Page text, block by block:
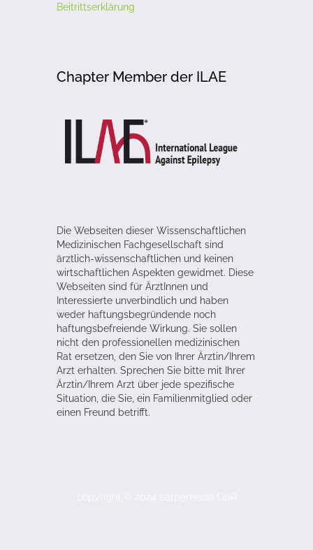
Beitrittserklärung
Chapter Member der ILAE
Die Webseiten dieser Wissenschaftlichen
Medizinischen Fachgesellschaft sind
ärztlich-wissenschaftlichen und keinen
wirtschaftlichen Aspekten gewidmet. Diese
Webseiten sind für ÄrztInnen und
Interessierte unverbindlich und haben
weder haftungsbegründende noch
haftungsbefreiende Wirkung. Sie sollen
nicht den professionellen medizinischen
Rat ersetzen, den Sie von Ihrer Ärztin/Ihrem
Arzt erhalten. Sprechen Sie bitte mit Ihrer
Ärztin/Ihrem Arzt über jede spezifische
Situation, die Sie, ein Familienmitglied oder
einen Freund betrifft.